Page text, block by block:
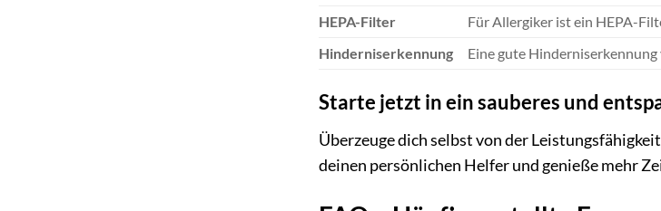
HEPA-Filter
Für Allergiker ist ein HEPA-
Hinderniserkennung
Eine gute
Starte jetzt in ein sauberes und
Überzeuge dich selbst von der
deinen persönlichen Helfer und genieße mehr